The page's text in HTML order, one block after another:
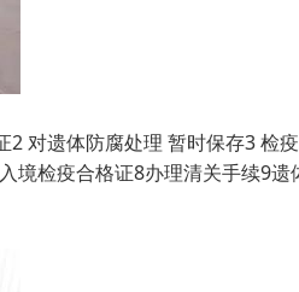
对遗体防腐处理 暂时保存3 检
境检疫合格证8办理清关手续9